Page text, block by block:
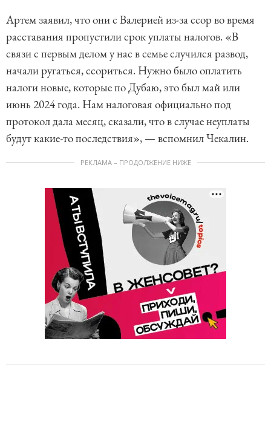
Артем заявил, что они с Валерией из-за ссор во время
расставания пропустили срок уплаты налогов. «В
связи с первым делом у нас в семье случился развод,
начали ругаться, ссориться. Нужно было оплатить
налоги новые, которые по Дубаю, это был май или
июнь 2024 года. Нам налоговая официально под
протокол дала месяц, сказали, что в случае неуплаты
будут какие-то последствия», — вспомнил Чекалин.
РЕКЛАМА – ПРОДОЛЖЕНИЕ НИЖЕ